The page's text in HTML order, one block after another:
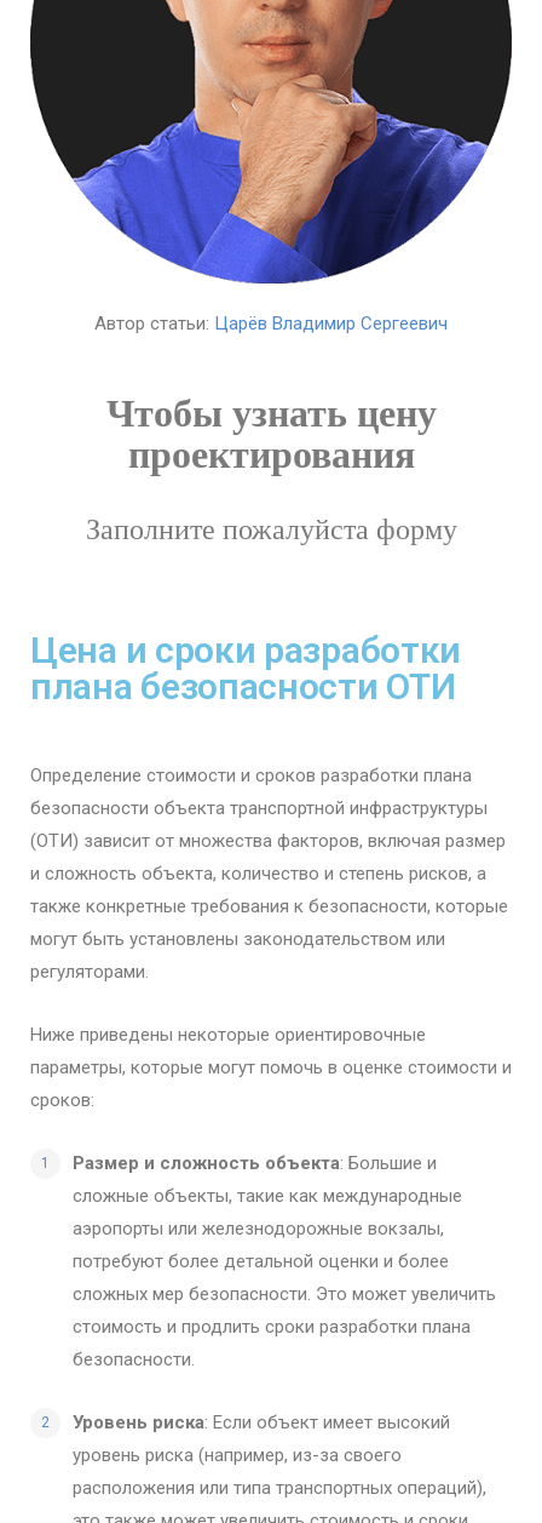
Автор статьи: Царёв Владимир Сергеевич
Чтобы узнать цену
проектирования
Заполните пожалуйста форму
Цена и сроки разработки
плана безопасности ОТИ​
Определение стоимости и сроков разработки плана
безопасности объекта транспортной инфраструктуры
(ОТИ) зависит от множества факторов, включая размер
и сложность объекта, количество и степень рисков, а
также конкретные требования к безопасности, которые
могут быть установлены законодательством или
регуляторами.
Ниже приведены некоторые ориентировочные
параметры, которые могут помочь в оценке стоимости и
сроков:
Размер и сложность объекта: Большие и
сложные объекты, такие как международные
аэропорты или железнодорожные вокзалы,
потребуют более детальной оценки и более
сложных мер безопасности. Это может увеличить
стоимость и продлить сроки разработки плана
безопасности.
Уровень риска: Если объект имеет высокий
уровень риска (например, из-за своего
расположения или типа транспортных операций),